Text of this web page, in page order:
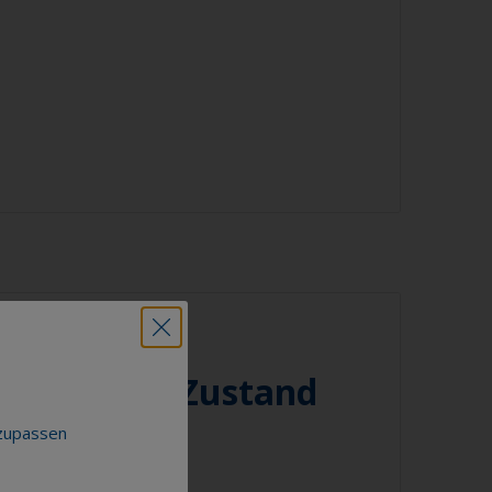
Abstand zwischen der Oberfläche und
Manche Geräte haben so viel
Farbsystem beschädigen können.
Bereiche mit sichtbarer
gutem Zustand